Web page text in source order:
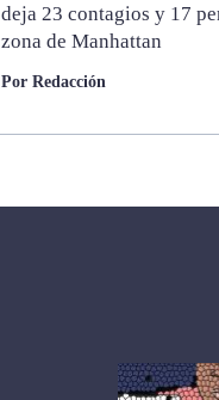
deja 23 contagios y 17
zona de Manhattan
Por Redacción